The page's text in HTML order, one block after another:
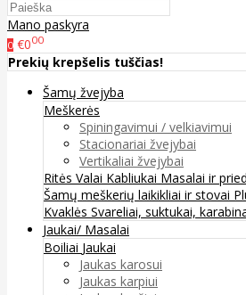
Mano paskyra
0 €000
Prekių krepšelis tuščias!
Šamų žvejyba
Meškerės
Spiningavimui / velkiavimui
Stacionariai žvejybai
Vertikaliai žvejybai
Ritės Valai Kabliukai Masalai ir
Šamų meškerių laikikliai ir stovai
Kvaklės Svareliai, suktukai,
Jaukai/ Masalai
Boiliai Jaukai
Jaukas karosui
Jaukas karpiui